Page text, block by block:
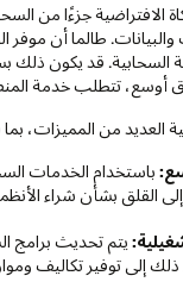
الافتراضية جزءًا من
طالما أن موفر
السحابية. قد يكون
أوسع، تتطلب خدمة
العديد من المميزات،
باستخدام الخدمات
القلق بشأن شراء
يتم تحديث برامج
إلى توفير تكاليف